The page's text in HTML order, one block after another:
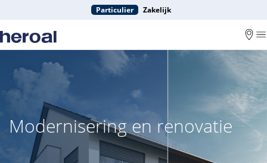
Particulier Zakelijk
Modernisering en renovatie